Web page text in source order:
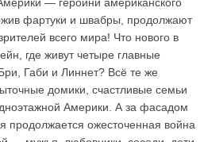
фартуки и швабры, продолжают
всего мира! Что нового в
где живут четыре главные
Габи и Линнет? Всё те же
домики, счастливые семьи
Америки. А за фасадом
продолжается ожесточенная война